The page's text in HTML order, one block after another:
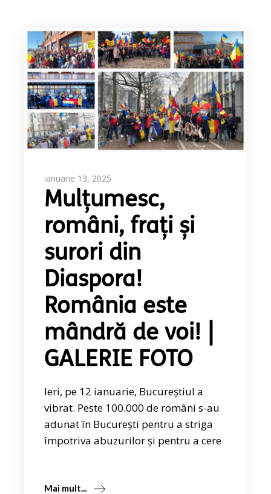
ianuarie 13, 2025
Mulțumesc,
români, frați și
surori din
Diaspora!
România este
mândră de voi! |
GALERIE FOTO
Ieri, pe 12 ianuarie, Bucureștiul a
vibrat. Peste 100.000 de români s-au
adunat în București pentru a striga
împotriva abuzurilor și pentru a cere
Mai mult...